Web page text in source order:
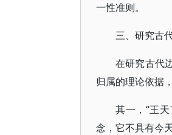
一性准则。
三、研究古
在研究古代
归属的理论依据
其一，“王
念，它不具有今